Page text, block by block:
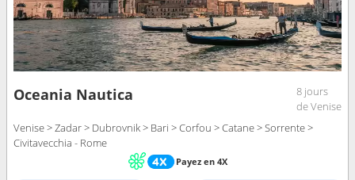
Oceania Nautica
8 jours
de Venise
Venise > Zadar > Dubrovnik > Bari > Corfou > Catane > Sorrente >
Civitavecchia - Rome
Payez en 4X